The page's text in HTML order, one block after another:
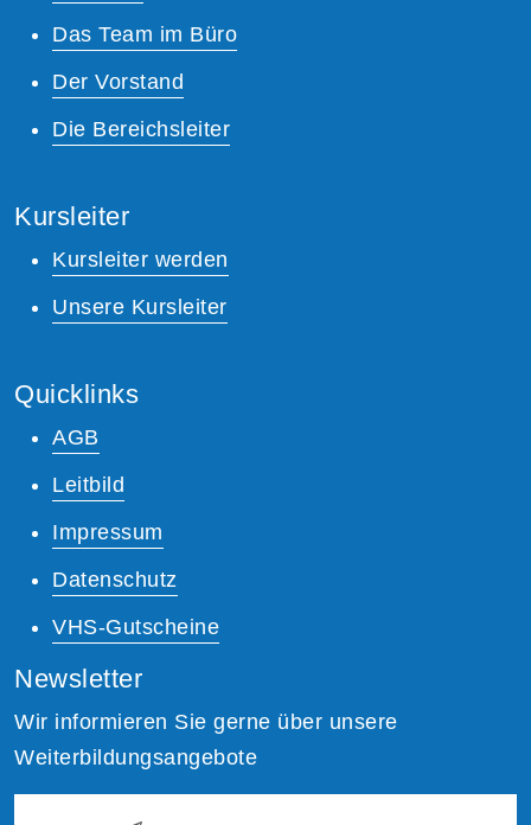
Das Team im Büro
Der Vorstand
Die Bereichsleiter
Kursleiter
Kursleiter werden
Unsere Kursleiter
Quicklinks
AGB
Leitbild
Impressum
Datenschutz
VHS-Gutscheine
Newsletter
Wir informieren Sie gerne über unsere
Weiterbildungsangebote